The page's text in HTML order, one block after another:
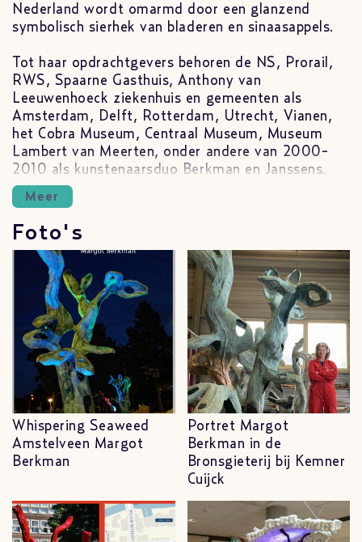
Nederland wordt omarmd door een glanzend
symbolisch sierhek van bladeren en sinaasappels.
Tot haar opdrachtgevers behoren de NS, Prorail,
RWS, Spaarne Gasthuis, Anthony van
Leeuwenhoeck ziekenhuis en gemeenten als
Amsterdam, Delft, Rotterdam, Utrecht, Vianen,
het Cobra Museum, Centraal Museum, Museum
Lambert van Meerten, onder andere van 2000-
2010 als kunstenaarsduo Berkman en Janssens.
Meer
Foto's
Whispering Seaweed
Amstelveen Margot
Berkman
Portret Margot
Berkman in de
Bronsgieterij bij Kemner
Cuijck